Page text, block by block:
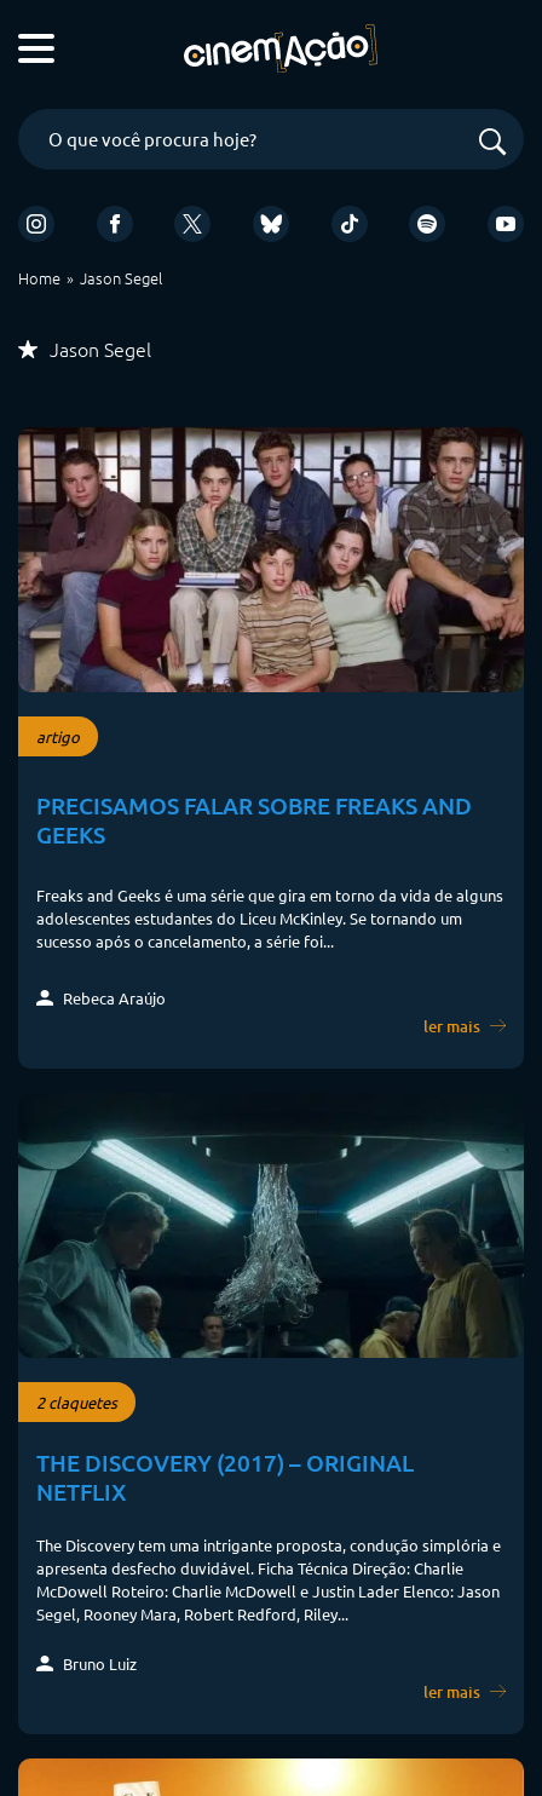
Home Jason Segel
Jason Segel
artigo
PRECISAMOS FALAR SOBRE FREAKS AND
GEEKS
Freaks and Geeks é uma série que gira em torno da vida de alguns
adolescentes estudantes do Liceu McKinley. Se tornando um
sucesso após o cancelamento, a série foi...
Rebeca Araújo
ler mais
2 claquetes
THE DISCOVERY (2017) – ORIGINAL
NETFLIX
The Discovery tem uma intrigante proposta, condução simplória e
apresenta desfecho duvidável. Ficha Técnica Direção: Charlie
McDowell Roteiro: Charlie McDowell e Justin Lader Elenco: Jason
Segel, Rooney Mara, Robert Redford, Riley...
Bruno Luiz
ler mais